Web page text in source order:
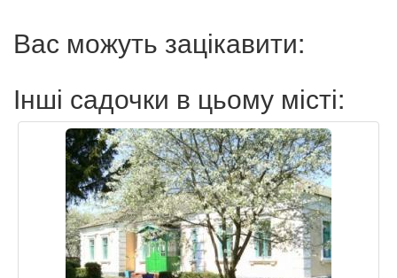
Вас можуть зацікавити:
Інші садочки в цьому місті: